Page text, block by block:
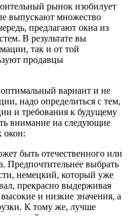
рынок изобилует
выпускают множество
предлагают окна из
В результате вы
так и от той
продавцы
вариант и не
надо определиться с тем,
и требования к будущему
внимание на следующие
окон:
быть отечественного или
Предпочтительнее выбрать
немецкий, который уже
прекрасно выдерживая
и низкие значения, а
К тому же, лучше